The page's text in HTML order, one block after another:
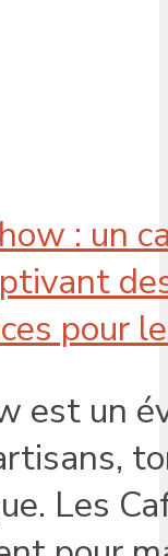
: un
pour
est un
Les